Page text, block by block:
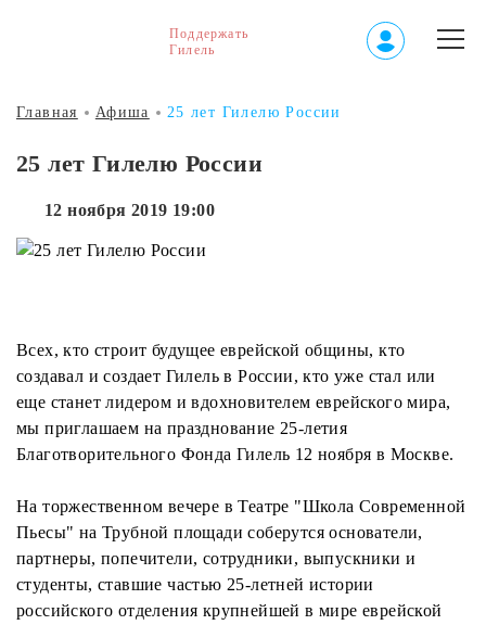
Поддержать
Гилель
Главная Афиша 25 лет Гилелю России
25 лет Гилелю России
12 ноября 2019 19:00
Всех, кто строит будущее еврейской общины, кто
создавал и создает Гилель в России, кто уже стал или
еще станет лидером и вдохновителем еврейского мира,
мы приглашаем на празднование 25-летия
Благотворительного Фонда Гилель 12 ноября в Москве.
На торжественном вечере в Театре "Школа Современной
Пьесы" на Трубной площади соберутся основатели,
партнеры, попечители, сотрудники, выпускники и
студенты, ставшие частью 25-летней истории
российского отделения крупнейшей в мире еврейской